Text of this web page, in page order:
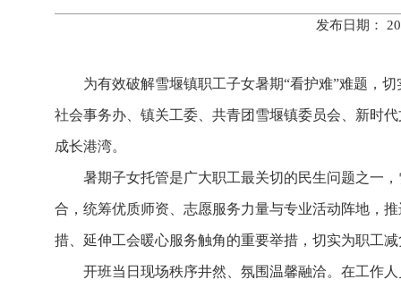
发布日期：
为有效破解雪堰镇职工子女暑期“看护难”难题，
社会事务办、镇关工委、共青团雪堰镇委员会、新时
成长港湾。
暑期子女托管是广大职工最关切的民生问题之一
合，统筹优质师资、志愿服务力量与专业活动阵地，
措、延伸工会暖心服务触角的重要举措，切实为职工
开班当日现场秩序井然、氛围温馨融洽。在工作